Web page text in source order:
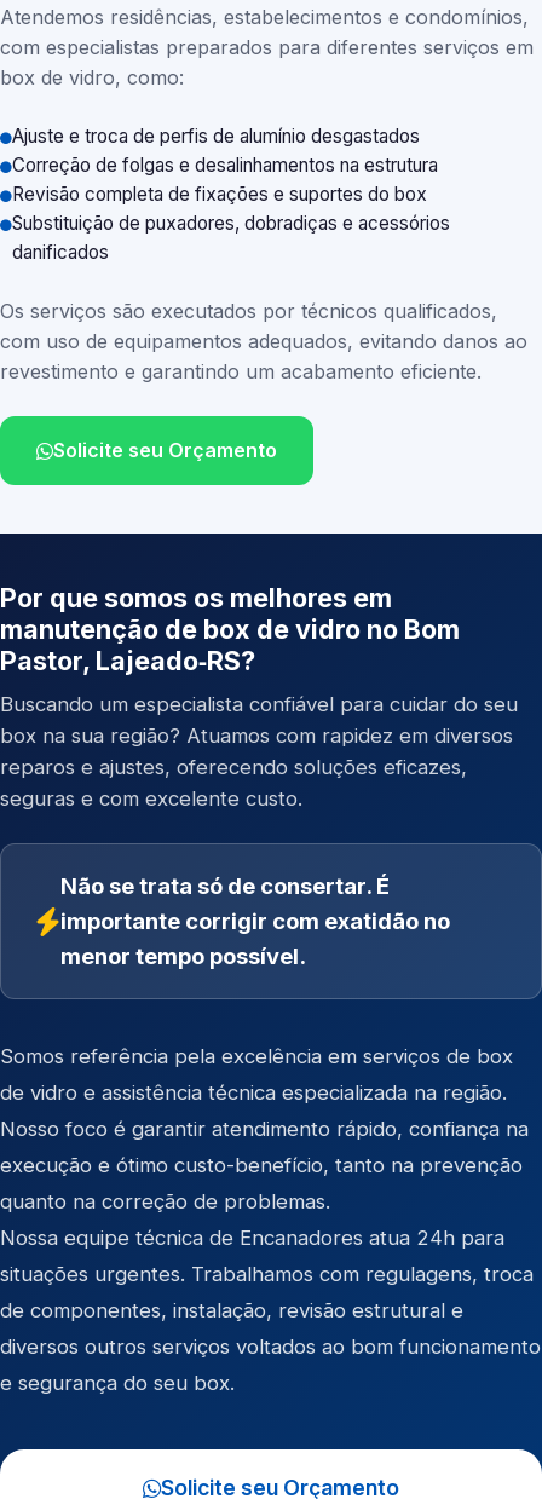
Atendemos residências, estabelecimentos e condomínios,
com especialistas preparados para diferentes serviços em
box de vidro, como:
Ajuste e troca de perfis de alumínio desgastados
Correção de folgas e desalinhamentos na estrutura
Revisão completa de fixações e suportes do box
Substituição de puxadores, dobradiças e acessórios
danificados
Os serviços são executados por técnicos qualificados,
com uso de equipamentos adequados, evitando danos ao
revestimento e garantindo um acabamento eficiente.
Solicite seu Orçamento
Por que somos os melhores em
manutenção de box de vidro no Bom
Pastor, Lajeado‑RS?
Buscando um especialista confiável para cuidar do seu
box na sua região? Atuamos com rapidez em diversos
reparos e ajustes, oferecendo soluções eficazes,
seguras e com excelente custo.
Não se trata só de consertar. É
importante corrigir com exatidão no
menor tempo possível.
Somos referência pela excelência em serviços de box
de vidro e assistência técnica especializada na região.
Nosso foco é garantir atendimento rápido, confiança na
execução e ótimo custo-benefício, tanto na prevenção
quanto na correção de problemas.
Nossa equipe técnica de Encanadores atua 24h para
situações urgentes. Trabalhamos com regulagens, troca
de componentes, instalação, revisão estrutural e
diversos outros serviços voltados ao bom funcionamento
e segurança do seu box.
Solicite seu Orçamento